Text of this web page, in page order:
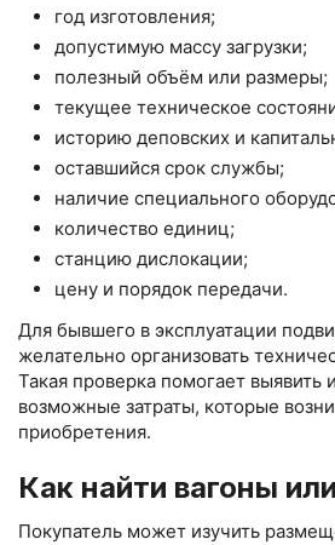
год изготовления;
допустимую массу загрузки;
полезный объём или размеры;
текущее техническое
историю деповских и
оставшийся срок службы;
наличие специального
количество единиц;
станцию дислокации;
цену и порядок передачи.
Для бывшего в эксплуатации
желательно организовать
Такая проверка помогает выявить
возможные затраты, которые
приобретения.
Как найти вагоны
Покупатель может изучить